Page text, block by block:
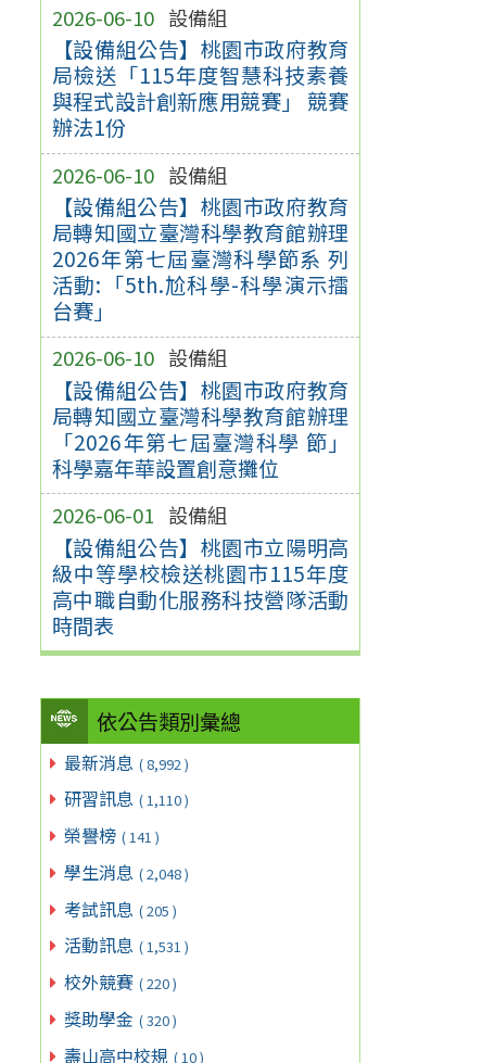
2026-06-10 設備組
【設備組公告】桃園市政府教育
局檢送「115年度智慧科技素養
與程式設計創新應用競賽」 競賽
辦法1份
2026-06-10 設備組
【設備組公告】桃園市政府教育
局轉知國立臺灣科學教育館辦理
2026年第七屆臺灣科學節系 列
活動:「5th.尬科學-科學演示擂
台賽」
2026-06-10 設備組
【設備組公告】桃園市政府教育
局轉知國立臺灣科學教育館辦理
「2026年第七屆臺灣科學 節」
科學嘉年華設置創意攤位
2026-06-01 設備組
【設備組公告】桃園市立陽明高
級中等學校檢送桃園市115年度
高中職自動化服務科技營隊活動
時間表
依公告類別彙總
最新消息 ( 8,992 )
研習訊息 ( 1,110 )
榮譽榜 ( 141 )
學生消息 ( 2,048 )
考試訊息 ( 205 )
活動訊息 ( 1,531 )
校外競賽 ( 220 )
獎助學金 ( 320 )
壽山高中校規 ( 10 )